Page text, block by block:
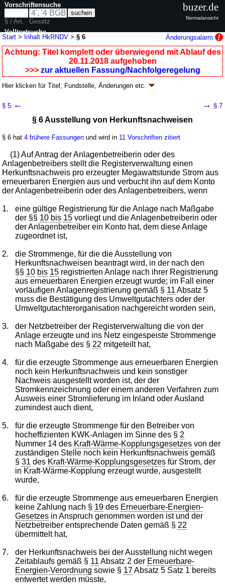
Start > Inhalt HkRNDV >§ 6 Änderungsalarm
Achtung: Titel komplett oder überwiegend mit Ablauf des
20.11.2018 aufgehoben
>>> zur aktuellen Fassung/Nachfolgeregelung
Hier klicken fürTitel, Fundstelle, Änderungen etc.
Durchführungsverordnung (HkRNDV)
V. v. 15.10.2012 BGBl. I S. 2147 ( Nr. 48); aufgehoben durchArtikel 3
Geltung ab 19.10.2012; FNA: 754-22-9Energieversorgung
Abschnitt 2 Ausstellung von Herkunftsnachweisen und
Registrierung von Anlagen
Unterabschnitt 1 Ausstellung von
Herkunftsnachweisen
§ 5 ← → § 7
§ 6 Ausstellung von Herkunftsnachweisen
§ 6 hat4 frühere Fassungen und wird in 11 Vorschriften zitiert
(1) Auf Antrag der Anlagenbetreiberin oder des
Anlagenbetreibers stellt die Registerverwaltung einen
Herkunftsnachweis pro erzeugter Megawattstunde Strom aus
erneuerbaren Energien aus und verbucht ihn auf dem Konto
der Anlagenbetreiberin oder des Anlagenbetreibers, wenn
1.
eine gültige Registrierung für die Anlage nach Maßgabe
der §§ 10 bis 15 vorliegt und die Anlagenbetreiberin oder
der Anlagenbetreiber ein Konto hat, dem diese Anlage
zugeordnet ist,
2.
die Strommenge, für die die Ausstellung von
Herkunftsnachweisen beantragt wird, in der nach den
§§ 10 bis 15 registrierten Anlage nach ihrer Registrierung
aus erneuerbaren Energien erzeugt wurde; im Fall einer
vorläufigen Anlagenregistrierung gemäß § 11 Absatz 5
muss die Bestätigung des Umweltgutachters oder der
Umweltgutachterorganisation nachgereicht worden sein,
3.
der Netzbetreiber der Registerverwaltung die von der
Anlage erzeugte und ins Netz eingespeiste Strommenge
nach Maßgabe des § 22 mitgeteilt hat,
4.
für die erzeugte Strommenge aus erneuerbaren Energien
noch kein Herkunftsnachweis und kein sonstiger
Nachweis ausgestellt worden ist, der der
Stromkennzeichnung oder einem anderen Verfahren zum
Ausweis einer Stromlieferung im Inland oder Ausland
zumindest auch dient,
5.
für die erzeugte Strommenge für den Betreiber von
hocheffizienten KWK-Anlagen im Sinne des § 2
Nummer 14 des Kraft-Wärme-Kopplungsgesetzes von der
zuständigen Stelle noch kein Herkunftsnachweis gemäß
§31 des Kraft-Wärme-Kopplungsgesetzes für Strom, der
in Kraft-Wärme-Kopplung erzeugt wurde, ausgestellt
wurde,
6.
für die erzeugte Strommenge aus erneuerbaren Energien
keine Zahlung nach § 19 des Erneuerbare-Energien-
Gesetzes in Anspruch genommen worden ist und der
Netzbetreiber entsprechende Daten gemäß § 22
übermittelt hat,
7.
der Herkunftsnachweis bei der Ausstellung nicht wegen
Zeitablaufs gemäß § 11 Absatz 2 der Erneuerbare-
Energien-Verordnung sowie § 17Absatz 5 Satz 1 bereits
entwertet werden müsste,
Vorschriftensuche
§ / Art.
Gesetz
Volltextsuche
nur in HkRNDV
buzer.de
Normalansicht